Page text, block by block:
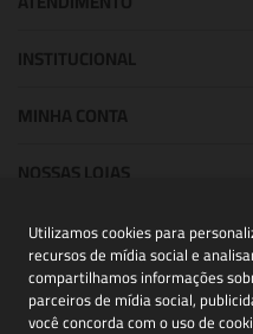
Utilizamos cookies para
recursos de mídia social e
compartilhamos informações
parceiros de mídia social,
você concorda com o uso de
NOSSAS LOJAS